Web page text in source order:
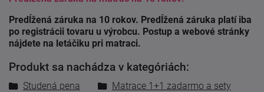
Predĺžená záruka na 10 rokov. Predĺžená záruka platí iba
po registrácii tovaru u výrobcu. Postup a webové stránky
nájdete na letáčiku pri matraci.
Produkt sa nachádza v kategóriách:
Studená pena
Matrace 1+1 zadarmo a sety